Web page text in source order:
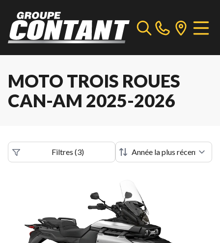
MOTO TROIS ROUES
CAN-AM 2025-2026
Filtres (3)